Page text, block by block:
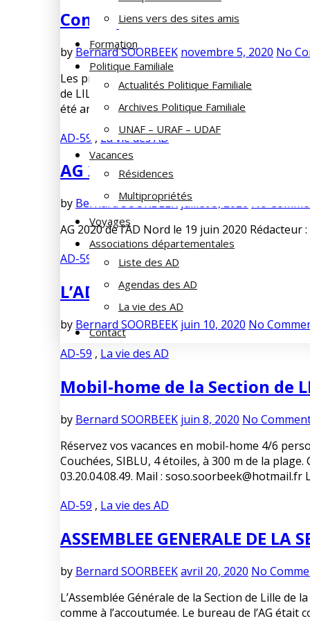
Liens vers des sites amis
Formation
Politique Familiale
Actualités Politique Familiale
Archives Politique Familiale
UNAF – URAF – UDAF
Vacances
Résidences
Multipropriétés
Voyages
Associations départementales
Liste des AD
Agendas des AD
La vie des AD
Contact
Conséquences du Covid-19 à
by Bernard SOORBEEK novembre 5, 2020 No
Les prescriptions sanitaires
de LILLE, provoquant de nombreuses
été annulée. La fermeture officielle des
AD-59 , La vie des AD
AG 2020 de l’AD Nord le 19
by Bernard SOORBEEKjuillet 5, 2020 No
AG 2020 de l’AD Nord le 19 juin 2020 Rédacteur
AD-59
La vie des AD,Non défini
L’AD NORD s’est penchée
by Bernard SOORBEEK juin 10, 2020 No
AD-59 , La vie des AD
Mobil-home de la Section de
by Bernard SOORBEEK juin 8, 2020 No
Réservez vos vacances en mobil-home 4/6
Couchées, SIBLU, 4 étoiles, à 300 m de la
03.20.04.08.49. Mail :
AD-59 , La vie des AD
ASSEMBLEE GENERALE DE
by Bernard SOORBEEKavril 20, 2020 No
L’Assemblée Générale de la Section de Lille de
comme à l’accoutumée. Le bureau de l’AG était